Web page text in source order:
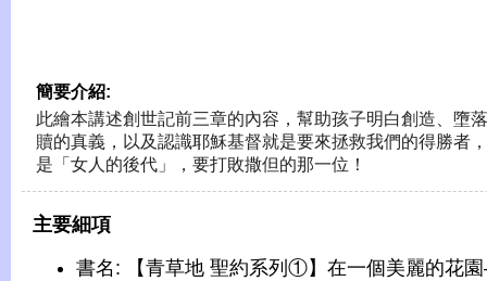
簡要介紹:
此繪本講述創世記前三章的內容，幫助孩子明白創造、墮
贖的真義，以及認識耶穌基督就是要來拯救我們的得勝者
是「女人的後代」，要打敗撒但的那一位！
主要細項
書名: 【青草地 聖約系列①】在一個美麗的花